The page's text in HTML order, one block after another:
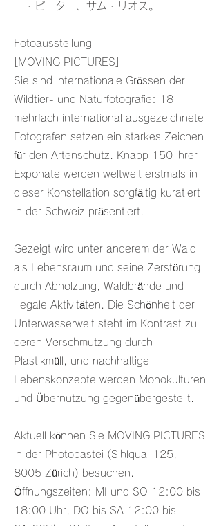
ー・ピーター、サム・リオス。
Fotoausstellung
[MOVING PICTURES]
Sie sind internationale Grössen der
Wildtier- und Naturfotografie: 18
mehrfach international ausgezeichnete
Fotografen setzen ein starkes Zeichen
für den Artenschutz. Knapp 150 ihrer
Exponate werden weltweit erstmals in
dieser Konstellation sorgfältig kuratiert
in der Schweiz präsentiert.
Gezeigt wird unter anderem der Wald
als Lebensraum und seine Zerstörung
durch Abholzung, Waldbrände und
illegale Aktivitäten. Die Schönheit der
Unterwasserwelt steht im Kontrast zu
deren Verschmutzung durch
Plastikmüll, und nachhaltige
Lebenskonzepte werden Monokulturen
und Übernutzung gegenübergestellt.
Aktuell können Sie MOVING PICTURES
in der Photobastei (Sihlquai 125,
8005 Zürich) besuchen.
Öffnungszeiten: MI und SO 12:00 bis
18:00 Uhr, DO bis SA 12:00 bis